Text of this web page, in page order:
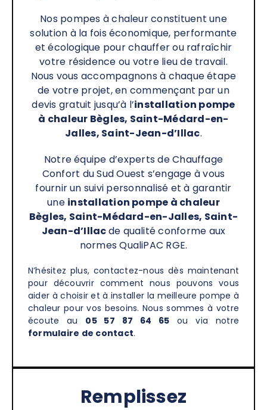
Nos pompes à chaleur constituent une
solution à la fois économique, performante
et écologique pour chauffer ou rafraîchir
votre résidence ou votre lieu de travail.
Nous vous accompagnons à chaque étape
de votre projet, en commençant par un
devis gratuit jusqu’à l’installation pompe
à chaleur Bègles, Saint-Médard-en-
Jalles, Saint-Jean-d’Illac.
Notre équipe d’experts de Chauffage
Confort du Sud Ouest s’engage à vous
fournir un suivi personnalisé et à garantir
une installation pompe à chaleur
Bègles, Saint-Médard-en-Jalles, Saint-
Jean-d’Illacde qualité conforme aux
normes QualiPAC RGE.
N’hésitez plus, contactez-nous dès maintenant
pour découvrir comment nous pouvons vous
aider à choisir et à installer la meilleure pompe à
chaleur pour vos besoins. Nous sommes à votre
écoute au 05 57 87 64 65 ou via notre
formulaire de contact.
Remplissez